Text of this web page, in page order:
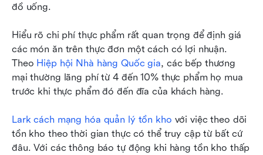
đồ uống.
Hiểu rõ chi phí thực phẩm rất quan trọng để định giá
các món ăn trên thực đơn một cách có lợi nhuận.
Theo Hiệp hội Nhà hàng Quốc gia, các bếp thương
mại thường lãng phí từ 4 đến 10% thực phẩm họ mua
trước khi thực phẩm đó đến đĩa của khách hàng.
Lark cách mạng hóa quản lý tồn kho với việc theo dõi
tồn kho theo thời gian thực có thể truy cập từ bất cứ
đâu. Với các thông báo tự động khi hàng tồn kho thấp